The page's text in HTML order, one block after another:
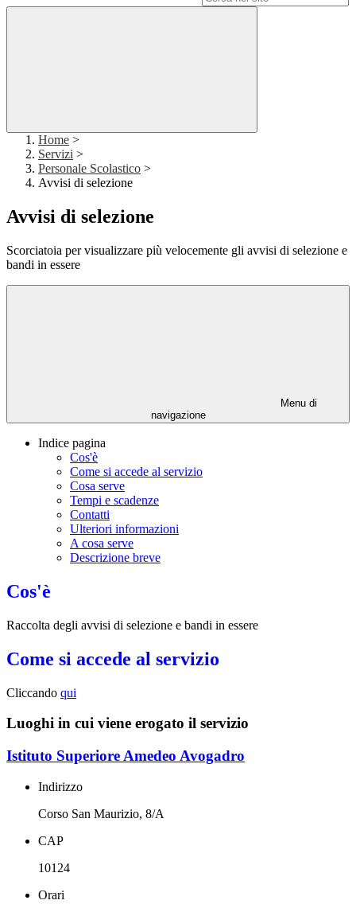
Home >
Servizi >
Personale Scolastico >
Avvisi di selezione
Avvisi di selezione
Scorciatoia per visualizzare più velocemente gli avvisi di selezione e
bandi in essere
Menu di
navigazione
Indice pagina
Cos'è
Come si accede al servizio
Cosa serve
Tempi e scadenze
Contatti
Ulteriori informazioni
A cosa serve
Descrizione breve
Cos'è
Raccolta degli avvisi di selezione e bandi in essere
Come si accede al servizio
Cliccando qui
Luoghi in cui viene erogato il servizio
Istituto Superiore Amedeo Avogadro
Indirizzo
Corso San Maurizio, 8/A
CAP
10124
Orari